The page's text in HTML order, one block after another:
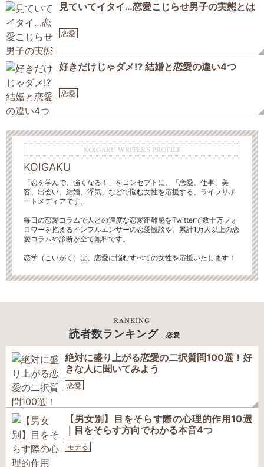
見ていてイタイ…恋愛こじらせ男子の実態とは
恋愛
好きだけじゃダメ⁉ 結婚と恋愛の違い4つ
恋愛
KOIGAKU WRITER'S PROFILE
KOIGAKU
「恋を学んで、強くなる！」をコンセプトに、「恋愛、仕事、美
容、出会い、結婚、浮気」などで悩む女性を応援する、ライフサポ
ートメディアです。
毎日の恋愛コラムで人との適度な恋愛距離感をTwitterで数十万フォ
ロワーを抱えるインフルエンサーの恋愛観談や、累計1万人以上の恋
愛コラムや診断が全て無料です。
恋学（こいがく）は、恋愛に悩むすべての女性を応援いたします！
RANKING
読者数ランキング - 恋愛
絶対に盛り上がる恋愛の二択質問100選！好
きな人に聞いてみよう
恋愛
【男女別】目をそらす際の心理的作用10選
｜目をそらす方向でわかる本音4つ
モテる